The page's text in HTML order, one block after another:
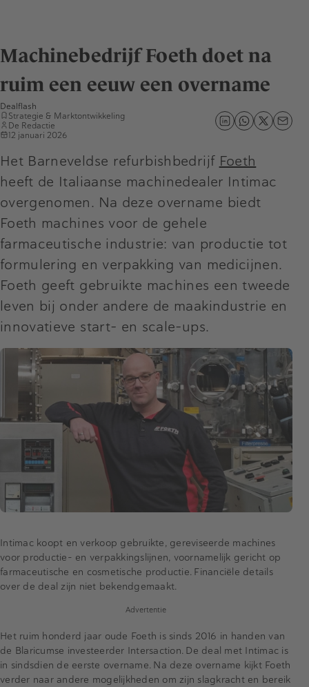
Machinebedrijf Foeth doet na
ruim een eeuw een overname
Dealflash
Strategie & Marktontwikkeling
De Redactie
12 januari 2026
Het Barneveldse refurbishbedrijf Foeth
heeft de Italiaanse machinedealer Intimac
overgenomen. Na deze overname biedt
Foeth machines voor de gehele
farmaceutische industrie: van productie tot
formulering en verpakking van medicijnen.
Foeth geeft gebruikte machines een tweede
leven bij onder andere de maakindustrie en
innovatieve start- en scale-ups.
Intimac koopt en verkoop gebruikte, gereviseerde machines
voor productie- en verpakkingslijnen, voornamelijk gericht op
farmaceutische en cosmetische productie. Financiële details
over de deal zijn niet bekendgemaakt.
Advertentie
Het ruim honderd jaar oude Foeth is sinds 2016 in handen van
de Blaricumse investeerder Intersaction. De deal met Intimac is
in sindsdien de eerste overname. Na deze overname kijkt Foeth
verder naar andere mogelijkheden om zijn slagkracht en bereik